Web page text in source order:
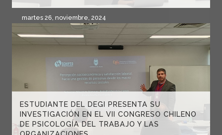
martes 26, noviembre, 2024
ESTUDIANTE DEL DEGI PRESENTA SU
INVESTIGACIÓN EN EL VII CONGRESO CHILENO
DE PSICOLOGÍA DEL TRABAJO Y LAS